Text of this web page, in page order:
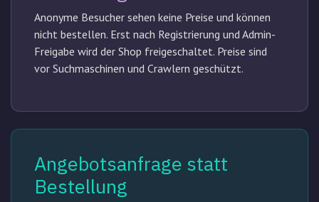
Anonyme Besucher sehen keine Preise und können
nicht bestellen. Erst nach Registrierung und Admin-
Freigabe wird der Shop freigeschaltet. Preise sind
vor Suchmaschinen und Crawlern geschützt.
Angebotsanfrage statt
Bestellung